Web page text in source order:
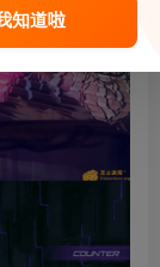
知道啦